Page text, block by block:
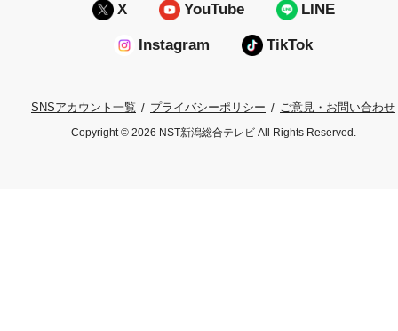
X YouTube LINE
Instagram TikTok
SNSアカウント一覧 プライバシーポリシー ご意見・お問い合わせ
Copyright © 2026 NST新潟総合テレビ All Rights Reserved.